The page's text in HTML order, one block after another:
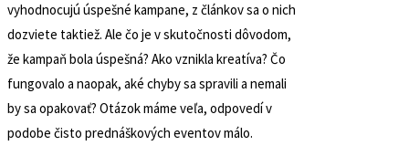
vyhodnocujú úspešné kampane, z článkov sa o nich
dozviete taktiež. Ale čo je v skutočnosti dôvodom,
že kampaň bola úspešná? Ako vznikla kreatíva? Čo
fungovalo a naopak, aké chyby sa spravili a nemali
by sa opakovať? Otázok máme veľa, odpovedí v
podobe čisto prednáškových eventov málo.